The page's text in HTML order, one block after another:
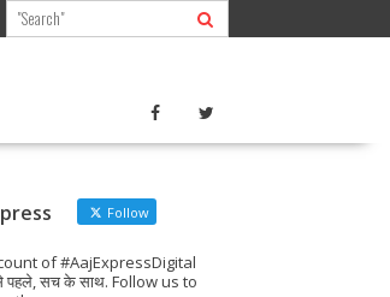
Follow
of #AajExpressDigital
सच के साथ. Follow us to